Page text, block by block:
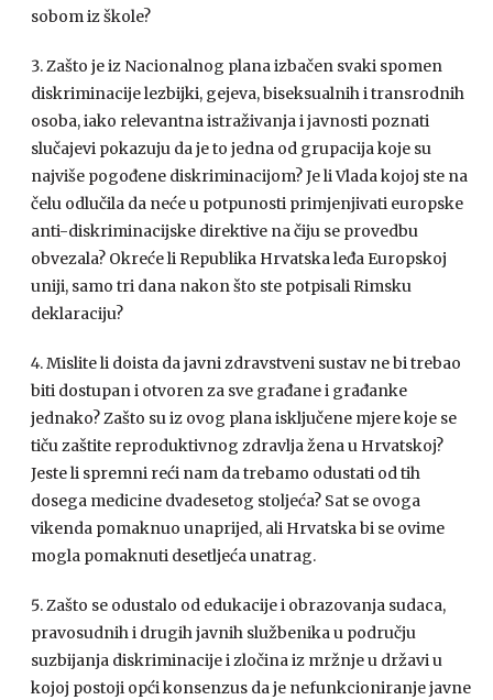
sobom iz škole?
Zašto je iz Nacionalnog plana izbačen svaki spomen
diskriminacije lezbijki, gejeva, biseksualnih i transrodnih
osoba, iako relevantna istraživanja i javnosti poznati
slučajevi pokazuju da je to jedna od grupacija koje su
najviše pogođene diskriminacijom? Je li Vlada kojoj ste na
čelu odlučila da neće u potpunosti primjenjivati europske
anti-diskriminacijske direktive na čiju se provedbu
obvezala? Okreće li Republika Hrvatska leđa Europskoj
uniji, samo tri dana nakon što ste potpisali Rimsku
deklaraciju?
Mislite li doista da javni zdravstveni sustav ne bi trebao
biti dostupan i otvoren za sve građane i građanke
jednako? Zašto su iz ovog plana isključene mjere koje se
tiču zaštite reproduktivnog zdravlja žena u Hrvatskoj?
Jeste li spremni reći nam da trebamo odustati od tih
dosega medicine dvadesetog stoljeća? Sat se ovoga
vikenda pomaknuo unaprijed, ali Hrvatska bi se ovime
mogla pomaknuti desetljeća unatrag.
Zašto se odustalo od edukacije i obrazovanja sudaca,
pravosudnih i drugih javnih službenika u području
suzbijanja diskriminacije i zločina iz mržnje u državi u
kojoj postoji opći konsenzus da je nefunkcioniranje javne